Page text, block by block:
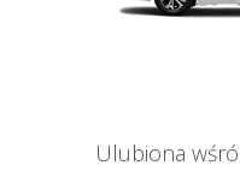
Ulubiona